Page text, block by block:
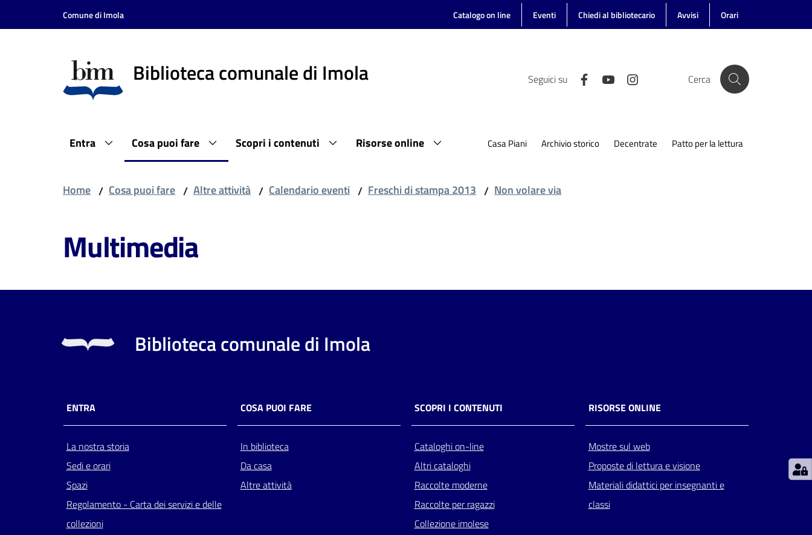
Vai al contenuto
Vai alla navigazione
Comune di Imola Catalogo on line Eventi Chiedi al bibliotecario Avvisi Orari
Biblioteca comunale di Imola Seguici su Cerca
Entra Cosa puoi fare Scopri i contenuti Risorse online Casa Piani Archivio storico Decentrate Patto per la lettura
Home / Cosa puoi fare / Altre attività / Calendario eventi / Freschi di stampa 2013 / Non volare via
Multimedia
Biblioteca comunale di Imola
ENTRA
La nostra storia
Sedi e orari
Spazi
Regolamento - Carta dei servizi e delle
collezioni
COSA PUOI FARE
In biblioteca
Da casa
Altre attività
SCOPRI I CONTENUTI
Cataloghi on-line
Altri cataloghi
Raccolte moderne
Raccolte per ragazzi
Collezione imolese
RISORSE ONLINE
Mostre sul web
Proposte di lettura e visione
Materiali didattici per insegnanti e
classi